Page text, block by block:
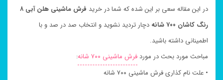
در این مقاله سعی بر این شده که شما در خرید
فرش ماشینی هلن آبی ۸
رنگ کاشان ۷۰۰ شانه
دچار تردید نشوید و انتخاب صد در صد و با
اطمینانی داشته باشید.
مباحث مورد بحث در موردفرش ماشینی ۷۰۰ شانه
:
• علت نام کذاری فرش ماشینی ۷۰۰ شانه